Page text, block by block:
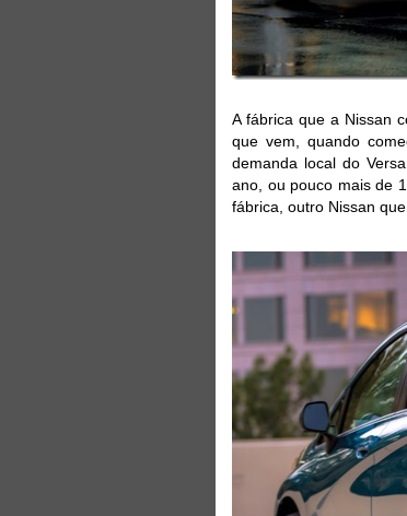
A fábrica que a Nissan
que vem, quando
demanda local do
ano, ou pouco mais de
fábrica, outro Nissan